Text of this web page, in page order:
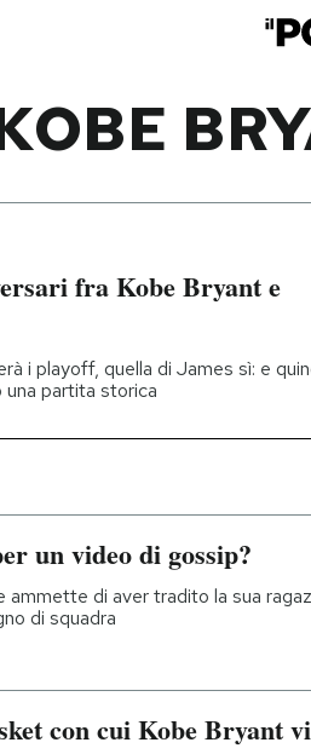
fra Kobe Bryant e
i playoff, quella di James sì: e
una partita storica
un video di gossip?
ammette di aver tradito la sua
di squadra
con cui Kobe Bryant